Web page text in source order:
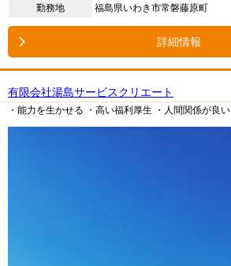
勤務地
福島県いわき市常磐藤原町
詳細情報
有限会社湯島サービスクリエート
・能力を生かせる ・高い福利厚生 ・人間関係が良い